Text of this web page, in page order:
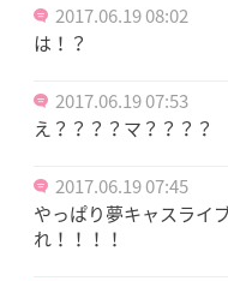
2017.06.19 08:02
は！？
2017.06.19 07:53
え？？？？マ？？？？
2017.06.19 07:45
やっぱり夢キャスライ
れ！！！！